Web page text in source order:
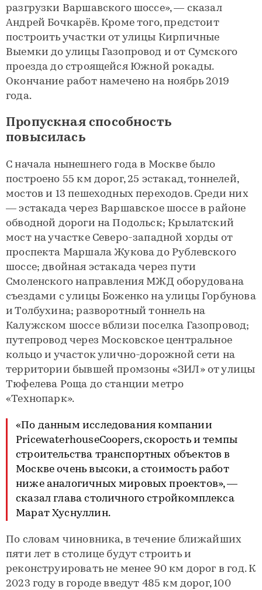
разгрузки Варшавского шоссе», — сказал
Андрей Бочкарёв. Кроме того, предстоит
построить участки от улицы Кирпичные
Выемки до улицы Газопровод и от Сумского
проезда до строящейся Южной рокады.
Окончание работ намечено на ноябрь 2019
года.
Пропускная способность
повысилась
С начала нынешнего года в Москве было
построено 55 км дорог, 25 эстакад, тоннелей,
мостов и 13 пешеходных переходов. Среди них
— эстакада через Варшавское шоссе в районе
обводной дороги на Подольск; Крылатский
мост на участке Северо-западной хорды от
проспекта Маршала Жукова до Рублевского
шоссе; двойная эстакада через пути
Смоленского направления МЖД оборудована
съездами с улицы Боженко на улицы Горбунова
и Толбухина; разворотный тоннель на
Калужском шоссе вблизи поселка Газопровод;
путепровод через Московское центральное
кольцо и участок улично-дорожной сети на
территории бывшей промзоны «ЗИЛ» от улицы
Тюфелева Роща до станции метро
«Технопарк».
«По данным исследования компании
PricewаterhouseСoopers, скорость и темпы
строительства транспортных объектов в
Москве очень высоки, а стоимость работ
ниже аналогичных мировых проектов», —
сказал глава столичного стройкомплекса
Марат Хуснуллин.
По словам чиновника, в течение ближайших
пяти лет в столице будут строить и
реконструировать не менее 90 км дорог в год. К
2023 году в городе введут 485 км дорог, 100